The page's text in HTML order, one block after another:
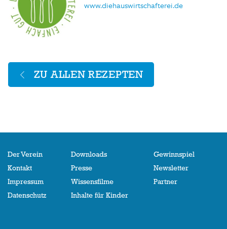
www.diehauswirtschafterei.de
ZU ALLEN REZEPTEN
Der Verein
Kontakt
Impressum
Datenschutz
Downloads
Presse
Wissensfilme
Inhalte für Kinder
Gewinnspiel
Newsletter
Partner